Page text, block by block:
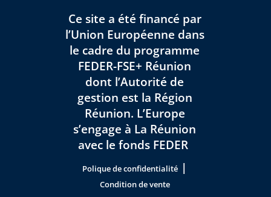
Ce site a été financé par
l’Union Européenne dans
le cadre du programme
FEDER-FSE+ Réunion
dont l’Autorité de
gestion est la Région
Réunion. L’Europe
s’engage à La Réunion
avec le fonds FEDER
Polique de confidentialité |
Condition de vente